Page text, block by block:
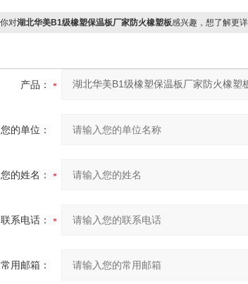
对湖北华美B1级橡塑保温板厂家防火橡塑板感兴趣，想了解更
产品：
您的单位：
您的姓名：
联系电话：
常用邮箱：